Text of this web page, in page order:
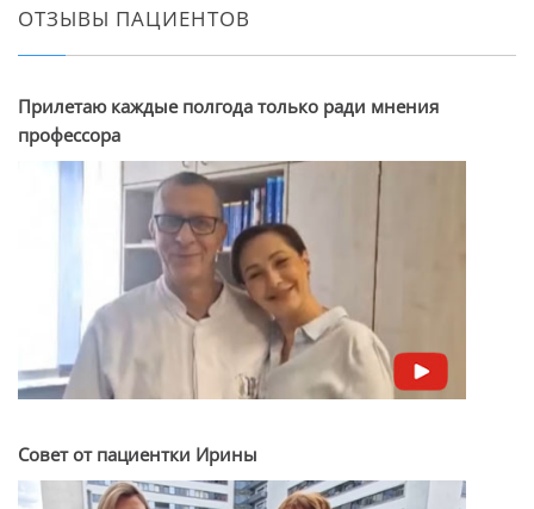
ОТЗЫВЫ ПАЦИЕНТОВ
Прилетаю каждые полгода только ради мнения
профессора
Совет от пациентки Ирины